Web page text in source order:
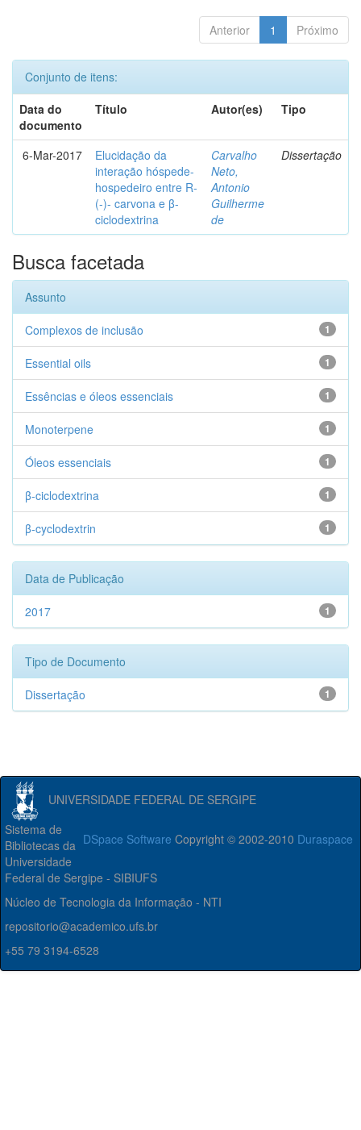
Anterior 1 Próximo
Conjunto de itens:
Data do
documento
Título Autor(es) Tipo
6-Mar-2017
Elucidação da
interação hóspede-
hospedeiro entre R-
(-)- carvona e β-
ciclodextrina
Carvalho
Neto,
Antonio
Guilherme
de
Dissertação
Busca facetada
Assunto
1
Complexos de inclusão
1
Essential oils
1
Essências e óleos essenciais
1
Monoterpene
1
Óleos essenciais
1
β-ciclodextrina
1
β-cyclodextrin
Data de Publicação
1
2017
Tipo de Documento
1
Dissertação
UNIVERSIDADE FEDERAL DE SERGIPE
DSpace Software Copyright © 2002-2010 Duraspace
Sistema de
Bibliotecas da
Universidade
Federal de Sergipe - SIBIUFS
Núcleo de Tecnologia da Informação - NTI
repositorio@academico.ufs.br
+55 79 3194-6528